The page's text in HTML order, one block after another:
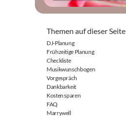
Themen auf dieser Seite
DJ-Planung
Frühzeitige Planung
Checkliste
Musikwunschbogen
Vorgespräch
Dankbarkeit
Kosten sparen
FAQ
Marrywell